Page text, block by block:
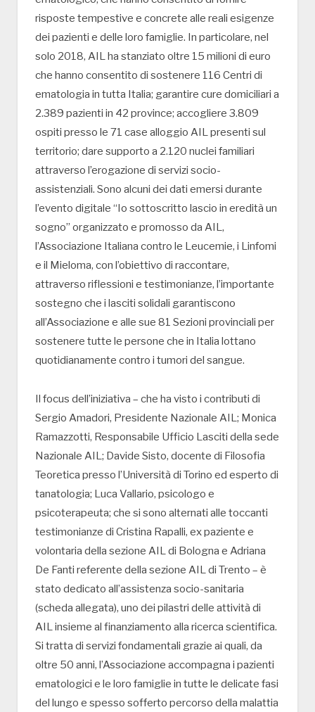
risposte tempestive e concrete alle reali esigenze
dei pazienti e delle loro famiglie. In particolare, nel
solo 2018, AIL ha stanziato oltre 15 milioni di euro
che hanno consentito di sostenere 116 Centri di
ematologia in tutta Italia; garantire cure domiciliari a
2.389 pazienti in 42 province; accogliere 3.809
ospiti presso le 71 case alloggio AIL presenti sul
territorio; dare supporto a 2.120 nuclei familiari
attraverso l’erogazione di servizi socio-
assistenziali. Sono alcuni dei dati emersi durante
l’evento digitale “Io sottoscritto lascio in eredità un
sogno” organizzato e promosso da AIL,
l’Associazione Italiana contro le Leucemie, i Linfomi
e il Mieloma, con l’obiettivo di raccontare,
attraverso riflessioni e testimonianze, l’importante
sostegno che i lasciti solidali garantiscono
all’Associazione e alle sue 81 Sezioni provinciali per
sostenere tutte le persone che in Italia lottano
quotidianamente contro i tumori del sangue.
Il focus dell’iniziativa – che ha visto i contributi di
Sergio Amadori, Presidente Nazionale AIL; Monica
Ramazzotti, Responsabile Ufficio Lasciti della sede
Nazionale AIL; Davide Sisto, docente di Filosofia
Teoretica presso l’Università di Torino ed esperto di
tanatologia; Luca Vallario, psicologo e
psicoterapeuta; che si sono alternati alle toccanti
testimonianze di Cristina Rapalli, ex paziente e
volontaria della sezione AIL di Bologna e Adriana
De Fanti referente della sezione AIL di Trento – è
stato dedicato all’assistenza socio-sanitaria
(scheda allegata), uno dei pilastri delle attività di
AIL insieme al finanziamento alla ricerca scientifica.
Si tratta di servizi fondamentali grazie ai quali, da
oltre 50 anni, l’Associazione accompagna i pazienti
ematologici e le loro famiglie in tutte le delicate fasi
del lungo e spesso sofferto percorso della malattia